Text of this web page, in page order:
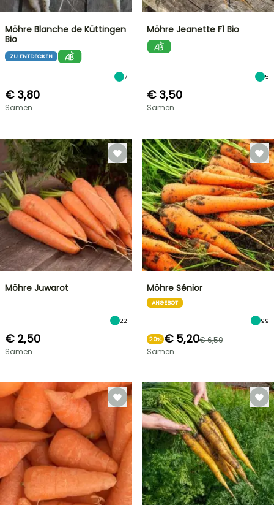
Möhre Blanche de Küttingen
Bio
ZU ENTDECKEN
7
€ 3,80
Samen
Möhre Jeanette F1 Bio
5
€ 3,50
Samen
Möhre Juwarot
22
€ 2,50
Samen
Möhre Sénior
ANGEBOT
99
20% € 5,20€ 6,50
Samen